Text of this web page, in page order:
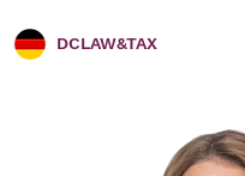
DCLAW&TAX